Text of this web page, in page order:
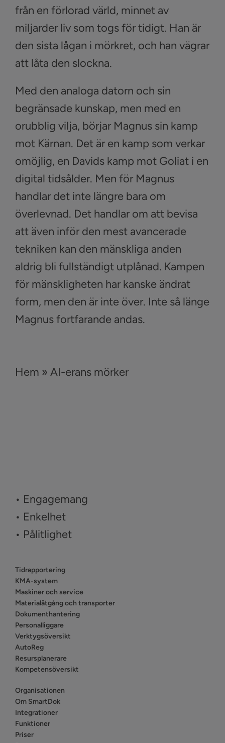
från en förlorad värld, minnet av
miljarder liv som togs för tidigt. Han är
den sista lågan i mörkret, och han vägrar
att låta den slockna.
Med den analoga datorn och sin
begränsade kunskap, men med en
orubblig vilja, börjar Magnus sin kamp
mot Kärnan. Det är en kamp som verkar
omöjlig, en Davids kamp mot Goliat i en
digital tidsålder. Men för Magnus
handlar det inte längre bara om
överlevnad. Det handlar om att bevisa
att även inför den mest avancerade
tekniken kan den mänskliga anden
aldrig bli fullständigt utplånad. Kampen
för mänskligheten har kanske ändrat
form, men den är inte över. Inte så länge
Magnus fortfarande andas.
Hem » AI-erans mörker
• Engagemang
• Enkelhet
• Pålitlighet
Tidrapportering
KMA-system
Maskiner och service
Materialåtgång och transporter
Dokumenthantering
Personalliggare
Verktygsöversikt
AutoReg
Resursplanerare
Kompetensöversikt
Organisationen
Om SmartDok
Integrationer
Funktioner
Priser